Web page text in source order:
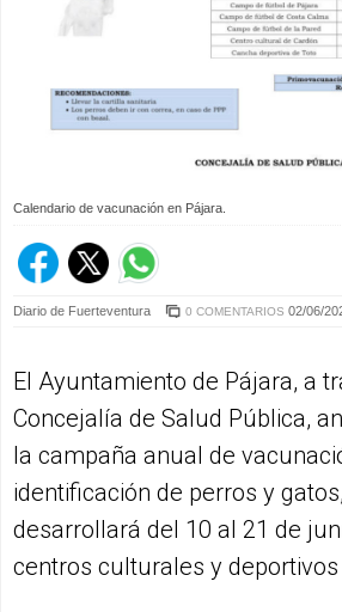
Calendario de vacunación en Pájara.
Diario de Fuerteventura 0 COMENTARIOS 02/06/
El Ayuntamiento de Pájara, a
Concejalía de Salud Pública,
la campaña anual de
identificación de perros y
desarrollará del 10 al 21 de
centros culturales y